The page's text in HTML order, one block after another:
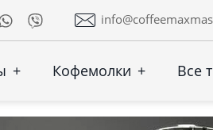
Whatsapp
Viber
+ Кофемолки + Все